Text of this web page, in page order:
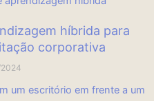
híbrida para
corporativa